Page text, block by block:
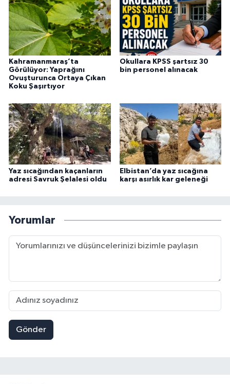
Kahramanmaraş’ta
Görülüyor: Yaprağını
Ovuşturunca Ortaya Çıkan
Koku Şaşırtıyor
Okullara KPSS şartsız 30
bin personel alınacak
Yaz sıcağından kaçanların
adresi Savruk Şelalesi oldu
Elbistan’da yaz sıcağına
karşı asırlık kar geleneği
Yorumlar
Gönder